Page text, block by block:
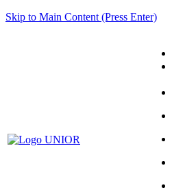
Skip to Main Content (Press Enter)